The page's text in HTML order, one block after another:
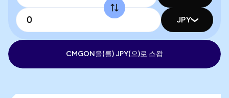
JPY
CMGON을(를) JPY(으)로 스왑